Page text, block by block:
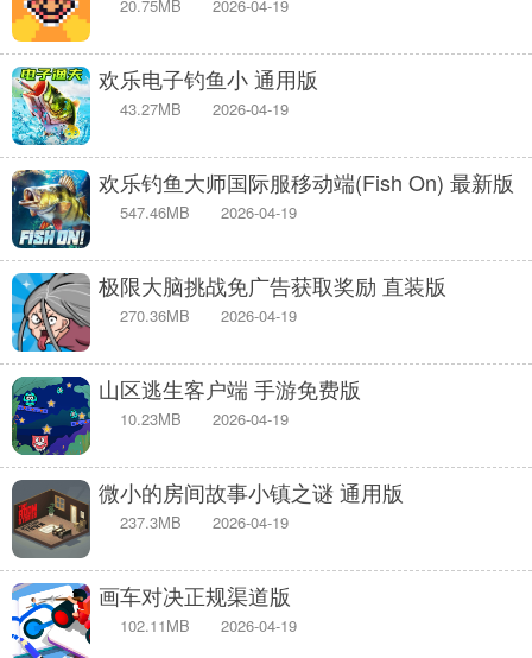
20.75MB 2026-04-19
欢乐电子钓鱼小 通用版
43.27MB 2026-04-19
欢乐钓鱼大师国际服移动端(Fish On) 最新版
547.46MB 2026-04-19
极限大脑挑战免广告获取奖励 直装版
270.36MB 2026-04-19
山区逃生客户端 手游免费版
10.23MB 2026-04-19
微小的房间故事小镇之谜 通用版
237.3MB 2026-04-19
画车对决正规渠道版
102.11MB 2026-04-19